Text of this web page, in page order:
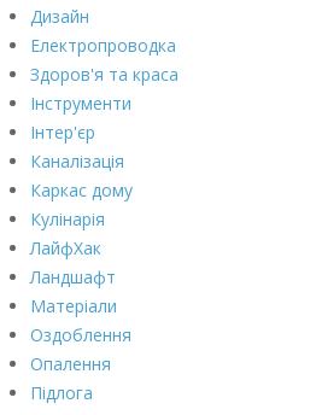
Дизайн
Електропроводка
Здоров'я та краса
Інструменти
Інтер'єр
Каналізація
Каркас дому
Кулінарія
ЛайфХак
Ландшафт
Матеріали
Оздоблення
Опалення
Підлога